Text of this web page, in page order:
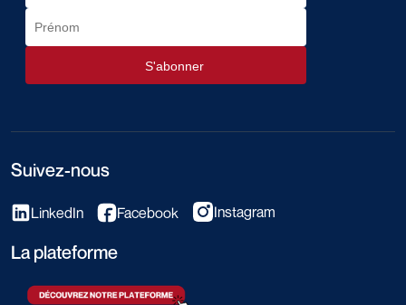
Suivez-nous
LinkedIn Facebook Instagram
La plateforme